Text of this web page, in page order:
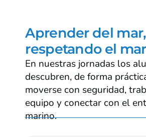
Aprender del mar,
respetando el mar
En nuestras jornadas los
descubren, de forma
moverse con seguridad,
equipo y conectar con el
marino.